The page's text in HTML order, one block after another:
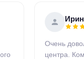
Очень
центра.